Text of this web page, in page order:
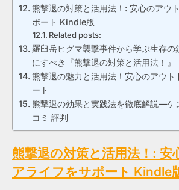
熊撃退の対策と活用法！: 安心のアウ
ポート Kindle版
Related posts:
羅臼岳ヒグマ襲撃事件から学ぶ生存の
にすべき『熊撃退の対策と活用法！』
熊撃退の魅力と活用法！安心のアウト
ート
熊撃退の効果と実践法を徹底解説—ケ
コミ 評判
熊撃退の対策と活用法！: 安
アライフをサポート Kindle